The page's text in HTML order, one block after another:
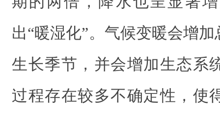
出“暖湿化”。气候变暖会增
生长季节，并会增加生态系
过程存在较多不确定性，使